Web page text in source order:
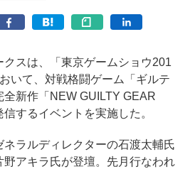
スは、「東京ゲームショウ201
いて、対戦格闘ゲーム「ギルテ
全新作「NEW GUILTY GEAR
信するイベントを実施した。
ラルディレクターの石渡太輔氏
野アキラ氏が登壇。先月行なわれ